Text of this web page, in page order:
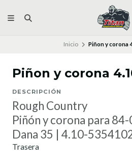
Inicio Piñon y corona
Piñon y corona
DESCRIPCIÓN
Rough Country
Piñón y corona para 84-
Dana 35 | 4.10-
Trasera